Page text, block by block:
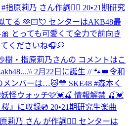
原莉乃 さん作詞✍🏻 20•21期研究
てる 🫶🏻💘 センターはAKB48最
とっても可愛くて全力で前向き
くださいね🎧💭
樹・指原莉乃さんの コメントはこ
\\ 2月22日に誕生 // 🐾👑令和
ンバーは…🐱💛 SKE48 #森本く
怪ウォッチ🩷💓🍒 情報解禁 🍒💓
』に収録💿 20•21期研究生楽曲
莉乃 さん が作詞✍🏻 センターは